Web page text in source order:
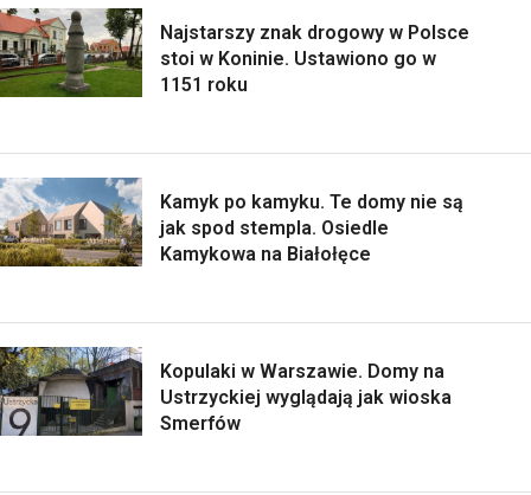
Najstarszy znak drogowy w Polsce
stoi w Koninie. Ustawiono go w
1151 roku
Kamyk po kamyku. Te domy nie są
jak spod stempla. Osiedle
Kamykowa na Białołęce
Kopulaki w Warszawie. Domy na
Ustrzyckiej wyglądają jak wioska
Smerfów